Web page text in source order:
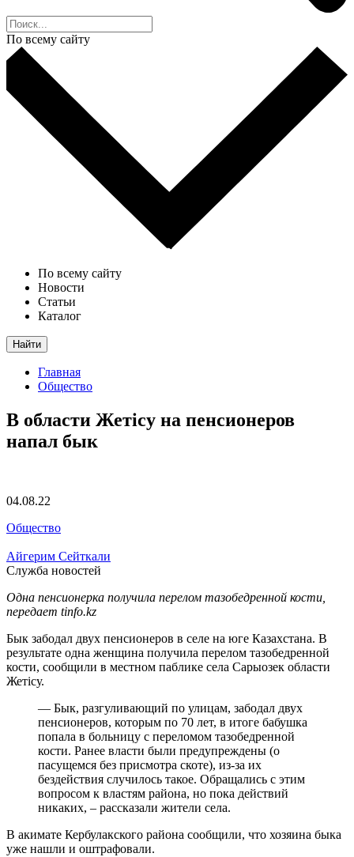
По всему сайту
По всему сайту
Новости
Статьи
Каталог
Найти
Главная
Общество
В области Жетісу на пенсионеров
напал бык
04.08.22
Общество
Айгерим Сейткали
Служба новостей
Одна пенсионерка получила перелом тазобедренной кости,
передает tinfo.kz
Бык забодал двух пенсионеров в селе на юге Казахстана. В
результате одна женщина получила перелом тазобедренной
кости, сообщили в местном паблике села Сарыозек области
Жетісу.
— Бык, разгуливающий по улицам, забодал двух
пенсионеров, которым по 70 лет, в итоге бабушка
попала в больницу с переломом тазобедренной
кости. Ранее власти были предупреждены (о
пасущемся без присмотра скоте), из-за их
бездействия случилось такое. Обращались с этим
вопросом к властям района, но пока действий
никаких, – рассказали жители села.
В акимате Кербулакского района сообщили, что хозяина быка
уже нашли и оштрафовали.